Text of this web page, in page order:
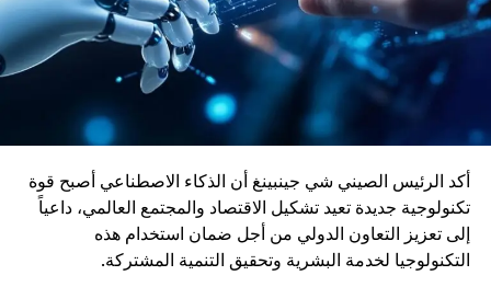
أكد الرئيس الصيني شي جينبينغ أن الذكاء الاصطناعي أصبح قوة
تكنولوجية جديدة تعيد تشكيل الاقتصاد والمجتمع العالمي، داعياً
إلى تعزيز التعاون الدولي من أجل ضمان استخدام هذه
التكنولوجيا لخدمة البشرية وتحقيق التنمية المشتركة.